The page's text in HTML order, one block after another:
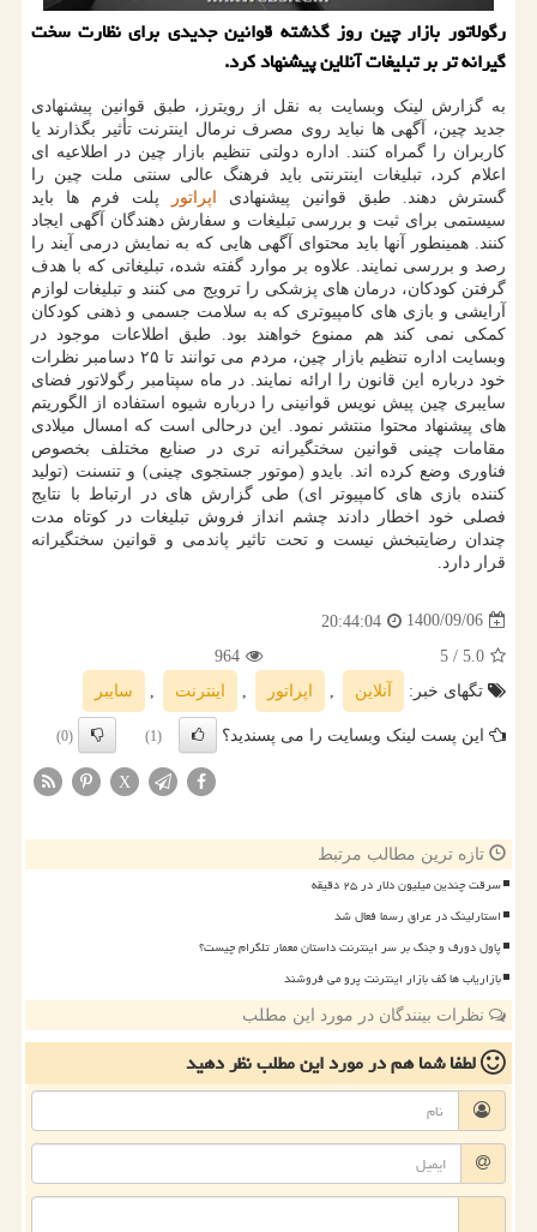
رگولاتور بازار چین روز گذشته قوانین جدیدی برای نظارت سخت
گیرانه تر بر تبلیغات آنلاین پیشنهاد کرد.
به گزارش لینک وبسایت به نقل از رویترز، طبق قوانین پیشنهادی
جدید چین، آگهی ها نباید روی مصرف نرمال اینترنت تأثیر بگذارند یا
کاربران را گمراه کنند. اداره دولتی تنظیم بازار چین در اطلاعیه ای
اعلام کرد، تبلیغات اینترنتی باید فرهنگ عالی سنتی ملت چین را
گسترش دهند. طبق قوانین پیشنهادی
اپراتور
پلت فرم ها باید
سیستمی برای ثبت و بررسی تبلیغات و سفارش دهندگان آگهی ایجاد
کنند. همینطور آنها باید محتوای آگهی هایی که به نمایش درمی آیند را
رصد و بررسی نمایند. علاوه بر موارد گفته شده، تبلیغاتی که با هدف
گرفتن کودکان، درمان های پزشکی را ترویج می کنند و تبلیغات لوازم
آرایشی و بازی های کامپیوتری که به سلامت جسمی و ذهنی کودکان
کمکی نمی کند هم ممنوع خواهند بود. طبق اطلاعات موجود در
وبسایت اداره تنظیم بازار چین، مردم می توانند تا ۲۵ دسامبر نظرات
خود درباره این قانون را ارائه نمایند. در ماه سپتامبر رگولاتور فضای
سایبری چین پیش نویس قوانینی را درباره شیوه استفاده از الگوریتم
های پیشنهاد محتوا منتشر نمود. این درحالی است که امسال میلادی
مقامات چینی قوانین سختگیرانه تری در صنایع مختلف بخصوص
فناوری وضع کرده اند. بایدو (موتور جستجوی چینی) و تنسنت (تولید
کننده بازی های کامپیوتر ای) طی گزارش های در ارتباط با نتایج
فصلی خود اخطار دادند چشم انداز فروش تبلیغات در کوتاه مدت
چندان رضایتبخش نیست و تحت تاثیر پاندمی و قوانین سختگیرانه
قرار دارد.
1400/09/06
20:44:04
5.0
/ 5
964
تگهای خبر:
آنلاین , اپراتور , اینترنت , سایبر
این پست لینک وبسایت را می پسندید؟ (1)
(0)
X
تازه ترین مطالب مرتبط
سرقت چندین میلیون دلار در ۲۵ دقیقه
استارلینک در عراق رسما فعال شد
پاول دورف و جنگ بر سر اینترنت داستان معمار تلگرام چیست؟
بازاریاب ها کف بازار اینترنت پرو می فروشند
نظرات بینندگان در مورد این مطلب
لطفا شما همدر مورد این مطلبنظر دهید